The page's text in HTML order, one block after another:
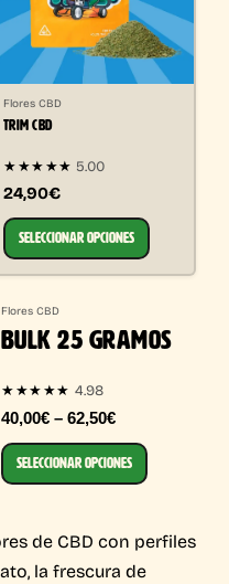
Flores CBD
TRIM CBD
★★★★★ 5.00
24,90€
SELECCIONAR OPCIONES
Flores CBD
BULK 25 GRAMOS
★★★★★ 4.98
40,00€ – 62,50€
SELECCIONAR OPCIONES
de CBD con perfiles
la frescura de